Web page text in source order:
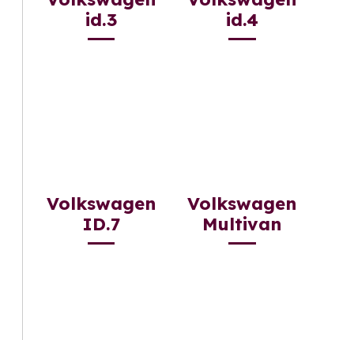
id.3
id.4
Volkswagen
ID.7
Volkswagen
Multivan